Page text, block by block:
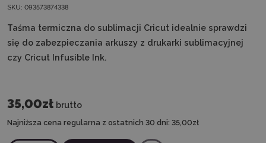
SKU: 093573874338
Taśma termiczna do sublimacji Cricut idealnie sprawdzi
się do zabezpieczania arkuszy z drukarki sublimacyjnej
czy Cricut Infusible Ink.
35,00zł brutto
Najniższa cena regularna z ostatnich 30 dni: 35,00zł